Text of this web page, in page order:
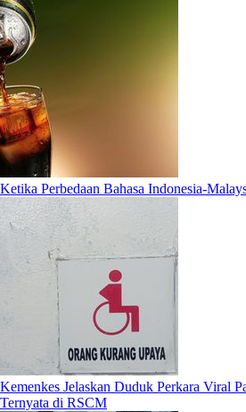
Ketika Perbedaan Bahasa Indonesia-
Kemenkes Jelaskan Duduk Perkara Viral
Ternyata di RSCM